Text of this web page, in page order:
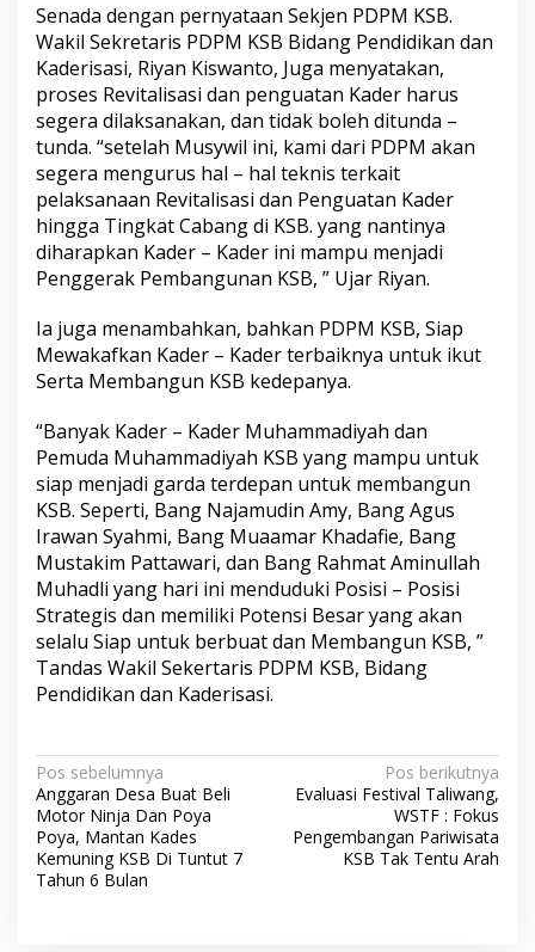
Senada dengan pernyataan Sekjen PDPM KSB.
Wakil Sekretaris PDPM KSB Bidang Pendidikan dan
Kaderisasi, Riyan Kiswanto, Juga menyatakan,
proses Revitalisasi dan penguatan Kader harus
segera dilaksanakan, dan tidak boleh ditunda –
tunda. “setelah Musywil ini, kami dari PDPM akan
segera mengurus hal – hal teknis terkait
pelaksanaan Revitalisasi dan Penguatan Kader
hingga Tingkat Cabang di KSB. yang nantinya
diharapkan Kader – Kader ini mampu menjadi
Penggerak Pembangunan KSB, ” Ujar Riyan.
Ia juga menambahkan, bahkan PDPM KSB, Siap
Mewakafkan Kader – Kader terbaiknya untuk ikut
Serta Membangun KSB kedepanya.
“Banyak Kader – Kader Muhammadiyah dan
Pemuda Muhammadiyah KSB yang mampu untuk
siap menjadi garda terdepan untuk membangun
KSB. Seperti, Bang Najamudin Amy, Bang Agus
Irawan Syahmi, Bang Muaamar Khadafie, Bang
Mustakim Pattawari, dan Bang Rahmat Aminullah
Muhadli yang hari ini menduduki Posisi – Posisi
Strategis dan memiliki Potensi Besar yang akan
selalu Siap untuk berbuat dan Membangun KSB, ”
Tandas Wakil Sekertaris PDPM KSB, Bidang
Pendidikan dan Kaderisasi.
N
a
v
i
Pos sebelumnya
Anggaran Desa Buat Beli
Motor Ninja Dan Poya
Poya, Mantan Kades
Kemuning KSB Di Tuntut 7
Tahun 6 Bulan
Pos berikutnya
Evaluasi Festival Taliwang,
WSTF : Fokus
Pengembangan Pariwisata
KSB Tak Tentu Arah